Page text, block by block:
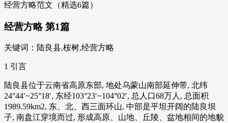
经营方略范文（精选6篇）
经营方略 第1篇
关键词：陆良县,桉树,经营方略
1 引言
陆良县位于云南省高原东部, 地处乌蒙山南部延伸带, 北纬
24°44′~25°18′, 东经103°23′~104°02′, 总人口68万人, 总面积
1989.59km2, 东、北、西三面环山, 中部是平坦开阔的陆良坝
子, 南盘江穿境而过, 形成高原、山地、丘陵、盆地相间的地貌